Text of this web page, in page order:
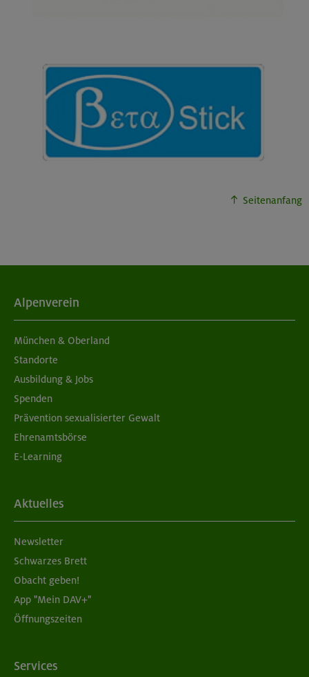
Seitenanfang
Alpenverein
München & Oberland
Standorte
Ausbildung & Jobs
Spenden
Prävention sexualisierter Gewalt
Ehrenamtsbörse
E-Learning
Aktuelles
Newsletter
Schwarzes Brett
Obacht geben!
App "Mein DAV+"
Öffnungszeiten
Services